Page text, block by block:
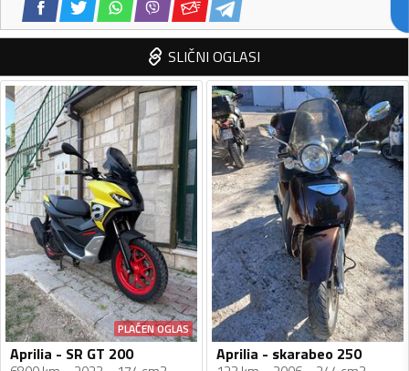
SLIČNI OGLASI
PLAĆEN OGLAS
Aprilia - SR GT 200 Aprilia - skarabeo 250